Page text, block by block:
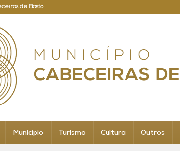
de Basto
Município Turismo Cultura Outros